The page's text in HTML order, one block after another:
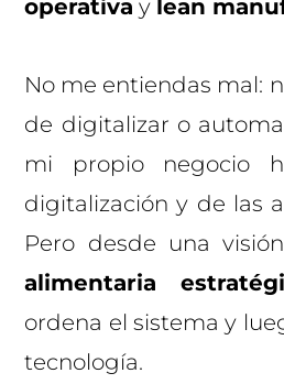
operativa y lean
No me entiendas mal:
de digitalizar o
mi propio negocio
digitalización y de las
Pero desde una
alimentaria
ordena el sistema y
tecnología.